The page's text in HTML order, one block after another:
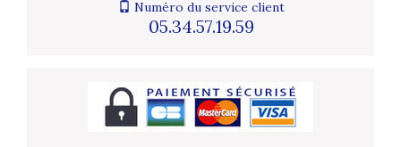
Numéro du service client
05.34.57.19.59